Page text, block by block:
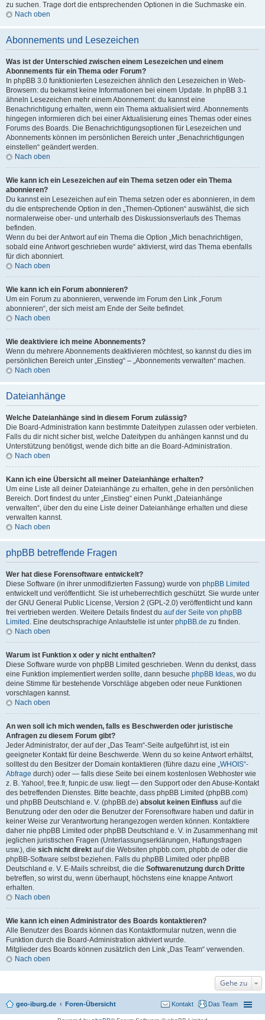
zu suchen. Trage dort die entsprechenden Optionen in die Suchmaske ein.
Nach oben
Abonnements und Lesezeichen
Was ist der Unterschied zwischen einem Lesezeichen und einem
Abonnements für ein Thema oder Forum?
In phpBB 3.0 funktionierten Lesezeichen ähnlich den Lesezeichen in Web-
Browsern: du bekamst keine Informationen bei einem Update. In phpBB 3.1
ähneln Lesezeichen mehr einem Abonnement: du kannst eine
Benachrichtigung erhalten, wenn ein Thema aktualisiert wird. Abonnements
hingegen informieren dich bei einer Aktualisierung eines Themas oder eines
Forums des Boards. Die Benachrichtigungsoptionen für Lesezeichen und
Abonnements können im persönlichen Bereich unter „Benachrichtigungen
einstellen“ geändert werden.
Nach oben
Wie kann ich ein Lesezeichen auf ein Thema setzen oder ein Thema
abonnieren?
Du kannst ein Lesezeichen auf ein Thema setzen oder es abonnieren, in dem
du die entsprechende Option in den „Themen-Optionen“ auswählst, die sich
normalerweise ober- und unterhalb des Diskussionsverlaufs des Themas
befinden.
Wenn du bei der Antwort auf ein Thema die Option „Mich benachrichtigen,
sobald eine Antwort geschrieben wurde“ aktivierst, wird das Thema ebenfalls
für dich abonniert.
Nach oben
Wie kann ich ein Forum abonnieren?
Um ein Forum zu abonnieren, verwende im Forum den Link „Forum
abonnieren“, der sich meist am Ende der Seite befindet.
Nach oben
Wie deaktiviere ich meine Abonnements?
Wenn du mehrere Abonnements deaktivieren möchtest, so kannst du dies im
persönlichen Bereich unter „Einstieg“ – „Abonnements verwalten“ machen.
Nach oben
Dateianhänge
Welche Dateianhänge sind in diesem Forum zulässig?
Die Board-Administration kann bestimmte Dateitypen zulassen oder verbieten.
Falls du dir nicht sicher bist, welche Dateitypen du anhängen kannst und du
Unterstützung benötigst, wende dich bitte an die Board-Administration.
Nach oben
Kann ich eine Übersicht all meiner Dateianhänge erhalten?
Um eine Liste all deiner Dateianhänge zu erhalten, gehe in den persönlichen
Bereich. Dort findest du unter „Einstieg“ einen Punkt „Dateianhänge
verwalten“, über den du eine Liste deiner Dateianhänge erhalten und diese
verwalten kannst.
Nach oben
phpBB betreffende Fragen
Wer hat diese Forensoftware entwickelt?
Diese Software (in ihrer unmodifizierten Fassung) wurde von phpBB Limited
entwickelt und veröffentlicht. Sie ist urheberrechtlich geschützt. Sie wurde unter
der GNU General Public License, Version 2 (GPL-2.0) veröffentlicht und kann
frei vertrieben werden. Weitere Details findest du auf der Seite von phpBB
Limited . Eine deutschsprachige Anlaufstelle ist unter phpBB.de zu finden.
Nach oben
Warum ist Funktion x oder y nicht enthalten?
Diese Software wurde von phpBB Limited geschrieben. Wenn du denkst, dass
eine Funktion implementiert werden sollte, dann besuche phpBB Ideas, wo du
deine Stimme für bestehende Vorschläge abgeben oder neue Funktionen
vorschlagen kannst.
Nach oben
An wen soll ich mich wenden, falls es Beschwerden oder juristische
Anfragen zu diesem Forum gibt?
Jeder Administrator, der auf der „Das Team“-Seite aufgeführt ist, ist ein
geeigneter Kontakt für deine Beschwerde. Wenn du so keine Antwort erhältst,
solltest du den Besitzer der Domain kontaktieren (führe dazu eine „WHOIS“-
Abfrage durch) oder — falls diese Seite bei einem kostenlosen Webhoster wie
z. B. Yahoo!, free.fr, funpic.de usw. liegt — den Support oder den Abuse-Kontakt
des betreffenden Dienstes. Bitte beachte, dass phpBB Limited (phpBB.com)
und phpBB Deutschland e. V. (phpBB.de) absolut keinen Einfluss auf die
Benutzung oder den oder die Benutzer der Forensoftware haben und dafür in
keiner Weise zur Verantwortung herangezogen werden können. Kontaktiere
daher nie phpBB Limited oder phpBB Deutschland e. V. in Zusammenhang mit
jeglichen juristischen Fragen (Unterlassungserklärungen, Haftungsfragen
usw.), die sich nicht direkt auf die Websiten phpbb.com, phpbb.de oder die
phpBB-Software selbst beziehen. Falls du phpBB Limited oder phpBB
Deutschland e. V. E-Mails schreibst, die die Softwarenutzung durch Dritte
betreffen, so wirst du, wenn überhaupt, höchstens eine knappe Antwort
erhalten.
Nach oben
Wie kann ich einen Administrator des Boards kontaktieren?
Alle Benutzer des Boards können das Kontaktformular nutzen, wenn die
Funktion durch die Board-Administration aktiviert wurde.
Mitglieder des Boards können zusätzlich den Link „Das Team“ verwenden.
Nach oben
Gehe zu
geo-iburg.de Foren-Übersicht Das Team
Kontakt